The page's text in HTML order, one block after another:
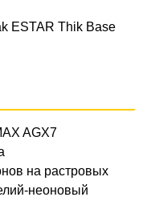
ESTAR Thik Base
AGX7
на растровых
неоновый